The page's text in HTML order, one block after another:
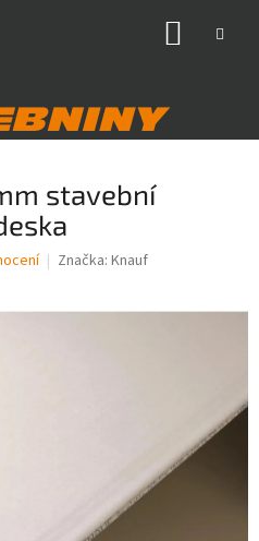
stavební
Značka: Knauf